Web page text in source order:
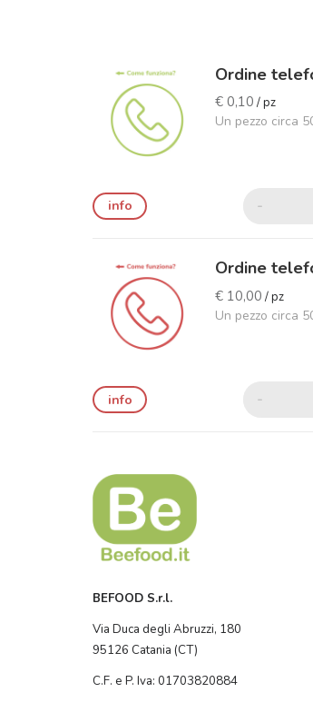
Ordine
€ 0,10 / pz
Un pezzo circa
info -
Ordine
€ 10,00 / pz
Un pezzo circa
info -
BEFOOD S.r.l.
Via Duca degli Abruzzi, 180
95126 Catania (CT)
C.F. e P. Iva: 01703820884